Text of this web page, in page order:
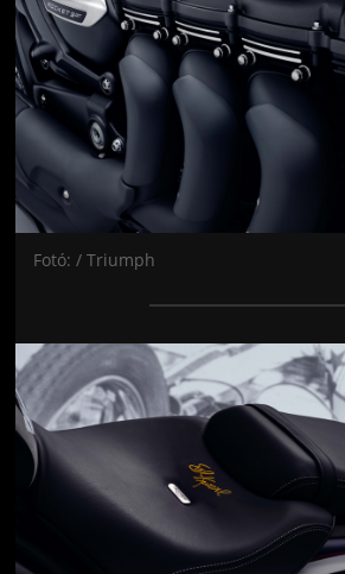
Fotó: / Triumph
Jön még kép!